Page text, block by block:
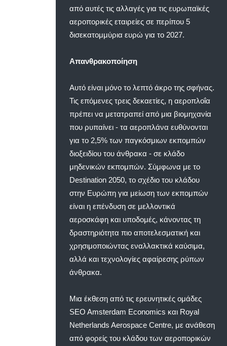
από αυτές τις αλλαγές για τις ευρωπαϊκές
αεροπορικές εταιρείες σε περίπου 5
δισεκατομμύρια ευρώ για το 2027.
Απανθρακοποίηση
Αυτό είναι μόνο το λεπτό άκρο της σφήνας.
Τις επόμενες τρεις δεκαετίες, η αεροπλοΐα
πρέπει να μετατραπεί από μια βιομηχανία
που ρυπαίνει - τα αεροπλάνα ευθύνονται
για το 2,5% των παγκόσμιων εκπομπών
διοξειδίου του άνθρακα - σε κλάδο
μηδενικών εκπομπών. Σύμφωνα με το
Destination 2050, το σχέδιο του κλάδου
στην Ευρώπη για μείωση των εκπομπών
είναι η επένδυση σε μελλοντικά
αεροσκάφη και υποδομές, κάνοντας τη
δραστηριότητα πιο αποτελεσματική και
χρησιμοποιώντας εναλλακτικά καύσιμα,
αλλά και τεχνολογίες αφαίρεσης ρύπων
άνθρακα.
Μια έκθεση από τις ερευνητικές ομάδες
SEO Amsterdam Economics και Royal
Netherlands Aerospace Centre, με ανάθεση
από φορείς του κλάδου των αεροπορικών